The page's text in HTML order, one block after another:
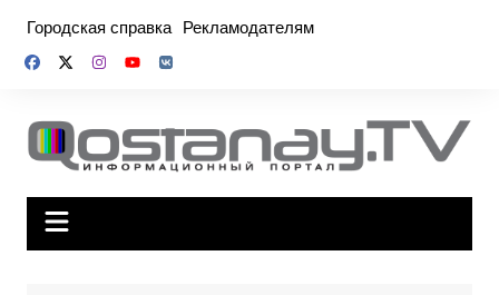
содержимому
Городская справка Рекламодателям